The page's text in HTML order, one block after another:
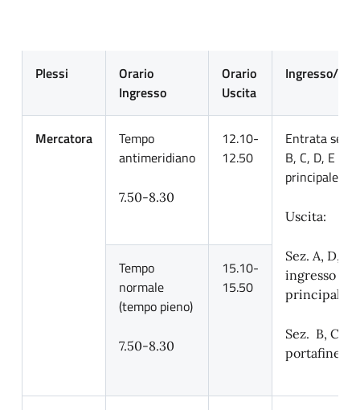
Plessi
Orario
Ingresso
Orario
Uscita
Ingresso/
Mercatora
Tempo
antimeridiano
7.50-8.30
12.10-
12.50
Entrata sez.
B, C, D, E
principale;
Uscita:
Sez. A, D, E
ingresso
principale;
Sez. B, C
Tempo
normale
(tempo pieno)
7.50-8.30
15.10-
15.50